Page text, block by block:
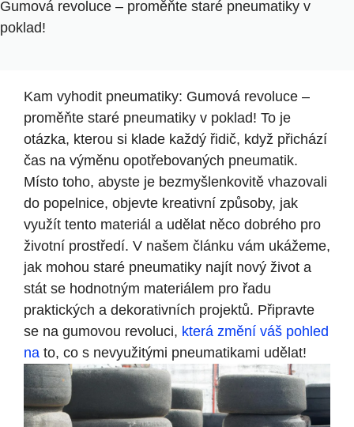
Gumová revoluce – proměňte staré pneumatiky v
poklad!
Kam vyhodit pneumatiky: Gumová revoluce –
proměňte staré pneumatiky v poklad! To je
otázka, kterou si klade každý řidič, když přichází
čas na výměnu opotřebovaných pneumatik.
Místo toho, abyste je bezmyšlenkovitě vhazovali
do popelnice, objevte kreativní způsoby, jak
využít tento materiál a udělat něco dobrého pro
životní prostředí. V našem článku vám ukážeme,
jak mohou staré pneumatiky najít nový život a
stát se hodnotným materiálem pro řadu
praktických a dekorativních projektů. Připravte
se na gumovou revoluci, která změní váš pohled
na to, co s nevyužitými pneumatikami udělat!